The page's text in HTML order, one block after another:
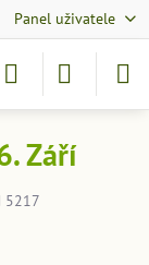
Panel uživatele
Září
5217